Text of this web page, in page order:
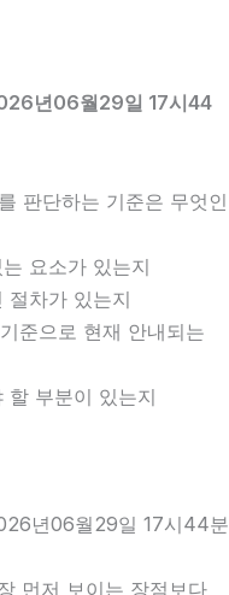
년06월29일 17시44
판단하는 기준은 무엇인
요소가 있는지
절차가 있는지
준으로 현재 안내되는
할 부분이 있는지
년06월29일 17시44분
먼저 보이는 장점보다